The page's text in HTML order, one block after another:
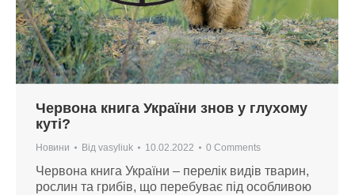
Червона книга України знов у глухому
куті?
Новини Від vasyliuk 10.02.2022 0 Comments
Червона книга України – перелік видів тварин,
рослин та грибів, що перебуває під особливою